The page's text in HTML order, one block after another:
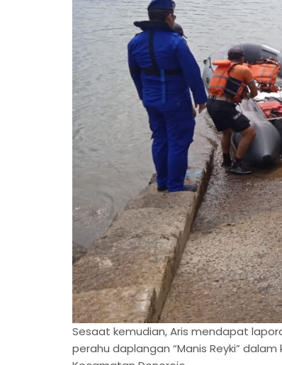
Sesaat kemudian, Aris mendapat
perahu daplangan “Manis Reyki”